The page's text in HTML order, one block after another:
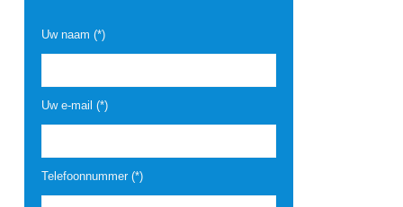
Uw naam (*)
Uw e-mail (*)
Telefoonnummer (*)